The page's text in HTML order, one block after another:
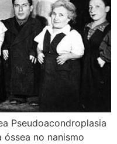
Pseudoacondroplasia
no nanismo